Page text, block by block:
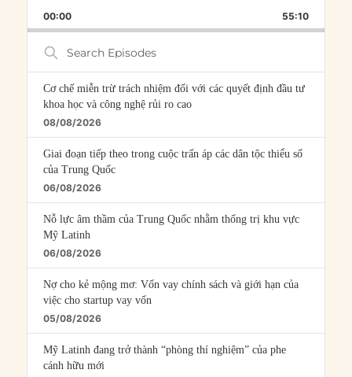
RATE
FORWARD
00:00 55:10
Search
Episodes
Cơ chế miễn trừ trách nhiệm đối với các quyết định đầu tư
khoa học và công nghệ rủi ro cao
08/08/2026
Giai đoạn tiếp theo trong cuộc trấn áp các dân tộc thiểu số
của Trung Quốc
06/08/2026
Nỗ lực âm thầm của Trung Quốc nhằm thống trị khu vực
Mỹ Latinh
06/08/2026
Nợ cho kẻ mộng mơ: Vốn vay chính sách và giới hạn của
việc cho startup vay vốn
05/08/2026
Mỹ Latinh đang trở thành “phòng thí nghiệm” của phe
cánh hữu mới